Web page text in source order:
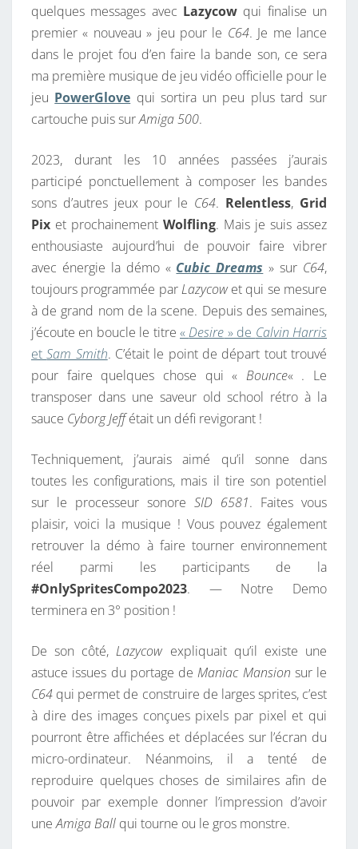
quelques messages avec Lazycow qui finalise un
premier « nouveau » jeu pour le C64. Je me lance
dans le projet fou d’en faire la bande son, ce sera
ma première musique de jeu vidéo officielle pour le
jeu PowerGlove qui sortira un peu plus tard sur
cartouche puis surAmiga 500.
2023, durant les 10 années passées j’aurais
participé ponctuellement à composer les bandes
sons d’autres jeux pour le C64. Relentless, Grid
Pix et prochainement Wolfling. Mais je suis assez
enthousiaste aujourd’hui de pouvoir faire vibrer
avec énergie la démo « Cubic Dreams » sur C64,
toujours programmée parLazycowet qui se mesure
à de grand nom de la scene. Depuis des semaines,
j’écoute en boucle le titre «Desire » de Calvin Harris
etSam Smith. C’était le point de départ tout trouvé
pour faire quelques chose qui « Bounce« . Le
transposer dans une saveur old school rétro à la
sauce Cyborg Jeffétait un défi revigorant !
Techniquement, j’aurais aimé qu’il sonne dans
toutes les configurations, mais il tire son potentiel
sur le processeur sonore SID 6581. Faites vous
plaisir, voici la musique ! Vous pouvez également
retrouver la démo à faire tourner environnement
réel parmi les participants de la
#OnlySpritesCompo2023. — Notre Demo
terminera en 3° position !
De son côté,Lazycowexpliquait qu’il existe une
astuce issues du portage deManiac Mansion sur le
C64 qui permet de construire de larges sprites, c’est
à dire des images conçues pixels par pixel et qui
pourront être affichées et déplacées sur l’écran du
micro-ordinateur. Néanmoins, il a tenté de
reproduire quelques choses de similaires afin de
pouvoir par exemple donner l’impression d’avoir
uneAmiga Ball qui tourne ou le gros monstre.